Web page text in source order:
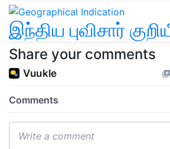
இந்திய புவிசார்
Share your comments